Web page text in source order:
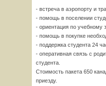
- встреча в аэропорту и
- помощь в поселении
- ориентация по учебному
- помощь в покупке
- поддержка студента 24
- оперативная связь с
студента.
Стоимость пакета 650
приезду.